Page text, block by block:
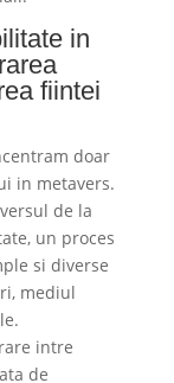
in
fiintei
doar
in metavers.
de la
un proces
si diverse
mediul
intre
de